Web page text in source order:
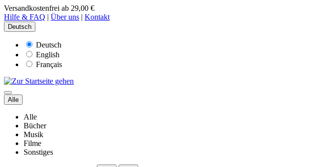
Versandkostenfrei ab 29,00 €
Hilfe & FAQ | Über uns | Kontakt
Deutsch
Deutsch
English
Français
Alle
Alle
Bücher
Musik
Filme
Sonstiges